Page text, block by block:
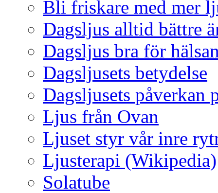
Bli friskare med mer
Dagsljus alltid bättre
Dagsljus bra för
Dagsljusets betydelse
Dagsljusets påverkan
Ljus från Ovan
Ljuset styr vår inre
Ljusterapi (Wikipedia)
Solatube